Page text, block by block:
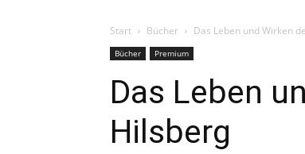
Start Bücher Das Leben und Wirken
Bücher Premium
Das Leben
Hilsberg